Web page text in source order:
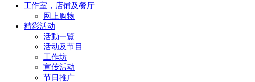
工作室，店铺及餐厅
网上购物
精彩活动
活動一覧
活动及节目
工作坊
宣传活动
节日推广